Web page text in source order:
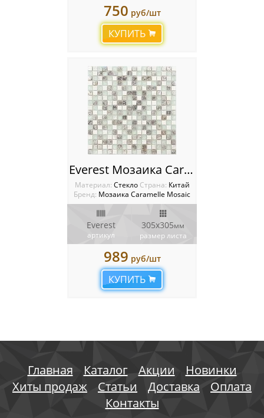
750 руб/шт
КУПИТЬ
Everest Мозаика Caramelle mosaic
Материал: Стекло Cтрана: Китай
Бренд: Мозаика Caramelle Mosaic
Everest
артикул
305x305мм
размер листа
989 руб/шт
КУПИТЬ
Главная Каталог Акции
Новинки
Хиты продаж
Статьи Доставка
Оплата
Контакты